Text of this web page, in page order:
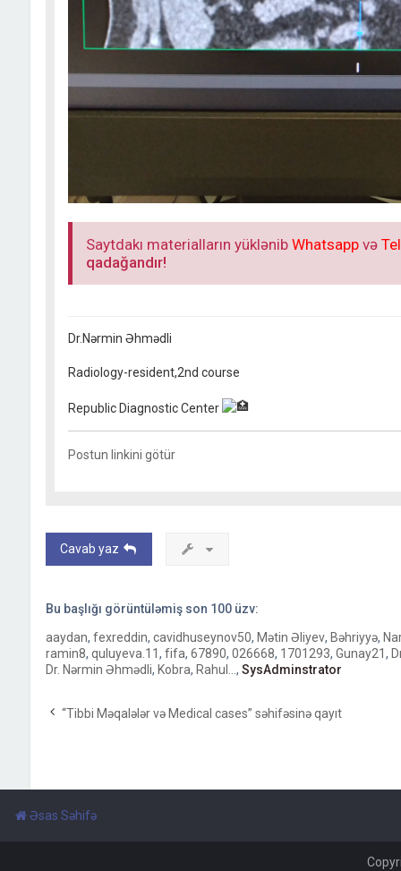
Saytdakı materialların yüklənib Whatsappvə
qadağandır!
Dr.Nərmin Əhmədli
Radiology-resident,2nd course
Republic Diagnostic Center
Postun linkini götür
Cavab yaz
Bu başlığı görüntüləmiş son 100üzv:
aaydan, fexreddin, cavidhuseynov50, Mətin Əliyev, Bəhriyyə,
ramin8, quluyeva.11 , fifa, 67890, 026668, 1701293, Gunay21 ,
Dr. Nərmin Əhmədli, Kobra, Rahul... , SysAdminstrator
“Tibbi Məqalələr və Medical cases” səhifəsinə qayıt
Əsas Səhifə